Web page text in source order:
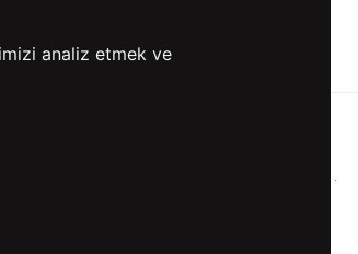
analiz etmek ve